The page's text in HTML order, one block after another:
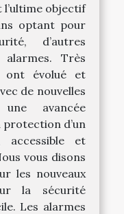
l’ultime objectif
optant pour
d’autres
Très
ont évolué et
de nouvelles
une avancée
d’un
accessible et
vous disons
les nouveaux
la sécurité
Les alarmes